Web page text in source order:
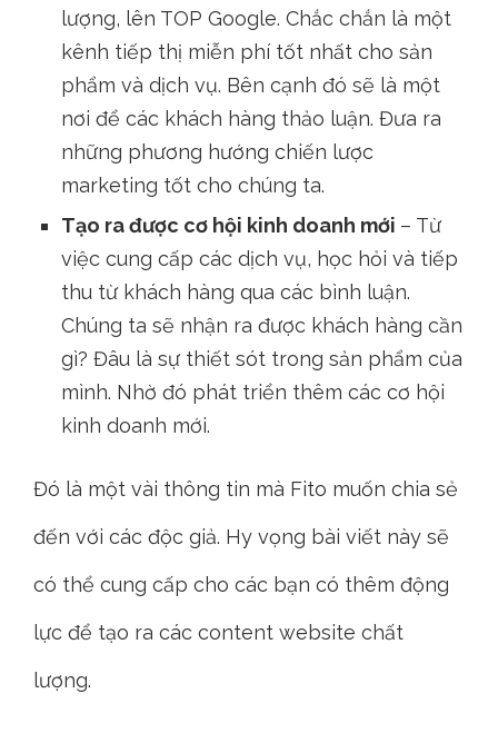
lượng, lên TOP Google. Chắc chắn là một
kênh tiếp thị miễn phí tốt nhất cho sản
phẩm và dịch vụ. Bên cạnh đó sẽ là một
nơi để các khách hàng thảo luận. Đưa ra
những phương hướng chiến lược
marketing tốt cho chúng ta.
Tạo ra được cơ hội kinh doanh mới – Từ
việc cung cấp các dịch vụ, học hỏi và tiếp
thu từ khách hàng qua các bình luận.
Chúng ta sẽ nhận ra được khách hàng cần
gì? Đâu là sự thiết sót trong sản phẩm của
mình. Nhờ đó phát triển thêm các cơ hội
kinh doanh mới.
Đó là một vài thông tin mà Fito muốn chia sẻ
đến với các độc giả. Hy vọng bài viết này sẽ
có thể cung cấp cho các bạn có thêm động
lực để tạo ra các content website chất
lượng.